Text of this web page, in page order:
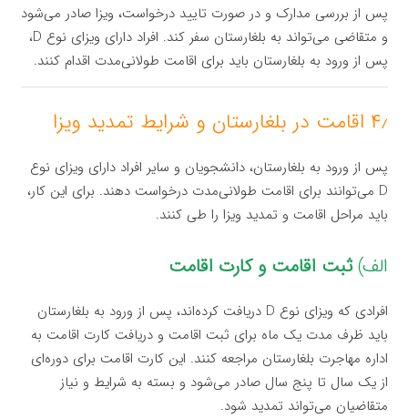
پس از بررسی مدارک و در صورت تایید درخواست، ویزا صادر می‌شود
و متقاضی می‌تواند به بلغارستان سفر کند. افراد دارای ویزای نوع D،
پس از ورود به بلغارستان باید برای اقامت طولانی‌مدت اقدام کنند.
۴٫ اقامت در بلغارستان و شرایط تمدید ویزا
پس از ورود به بلغارستان، دانشجویان و سایر افراد دارای ویزای نوع
D می‌توانند برای اقامت طولانی‌مدت درخواست دهند. برای این کار،
باید مراحل اقامت و تمدید ویزا را طی کنند.
الف)ثبت اقامت و کارت اقامت
افرادی که ویزای نوع D دریافت کرده‌اند، پس از ورود به بلغارستان
باید ظرف مدت یک ماه برای ثبت اقامت و دریافت کارت اقامت به
اداره مهاجرت بلغارستان مراجعه کنند. این کارت اقامت برای دوره‌ای
از یک سال تا پنج سال صادر می‌شود و بسته به شرایط و نیاز
متقاضیان می‌تواند تمدید شود.